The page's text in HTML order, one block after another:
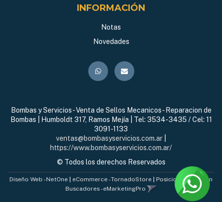
INFORMACIÓN
Notas
Novedades
Bombas y Servicios - Venta de Sellos Mecanicos - Reparacion de
Bombas | Humboldt 317, Ramos Mejía | Tel: 3534-3435 / Cel: 11
3091-1133
ventas@bombasyservicios.com.ar
https://www.bombasyservicios.com.ar/
© Todos los derechos Reservados
Diseño Web - NetOne | eCommerce - TornadoStore | Posicionamiento en
Buscadores - eMarketingPro